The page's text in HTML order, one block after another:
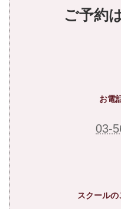
ご予約
お電
03-
スクール